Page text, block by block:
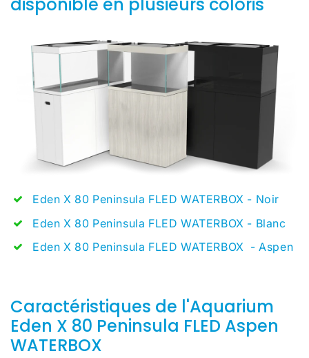
Eden X 80 Peninsula FLED WATERBOX - Noir
Eden X 80 Peninsula FLED WATERBOX - Blanc
Eden X 80 Peninsula FLED WATERBOX - Aspen
Caractéristiques de l'Aquarium
Eden X 80 Peninsula FLED Aspen
WATERBOX